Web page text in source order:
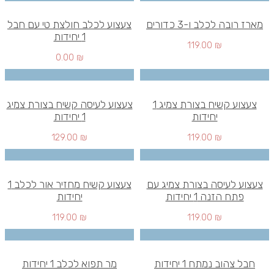
מארז רובה לכלב ו-3 כדורים
119.00 ₪
צעצוע לכלב חולצת טי עם חבל
1 יחידות
0.00 ₪
צעצוע קשיח בצורת צמיג 1
יחידות
119.00 ₪
צעצוע לעיסה קשיח בצורת צמיג
1 יחידות
129.00 ₪
צעצוע לעיסה בצורת צמיג עם
פתח הזנה 1 יחידות
119.00 ₪
צעצוע קשיח מחזיר אור לכלב 1
יחידות
119.00 ₪
חבל צהוב נמתח 1 יחידות מר תפוא לכלב 1 יחידות